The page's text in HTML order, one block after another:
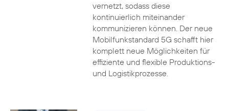
vernetzt, sodass diese
kontinuierlich miteinander
kommunizieren können. Der neue
Mobilfunkstandard 5G schafft hier
komplett neue Möglichkeiten für
effiziente und flexible Produktions-
und Logistikprozesse.